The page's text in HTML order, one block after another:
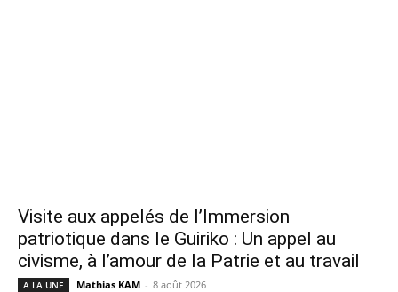
Visite aux appelés de l’Immersion
patriotique dans le Guiriko : Un appel au
civisme, à l’amour de la Patrie et au travail
A LA UNE Mathias KAM - 8 août 2026